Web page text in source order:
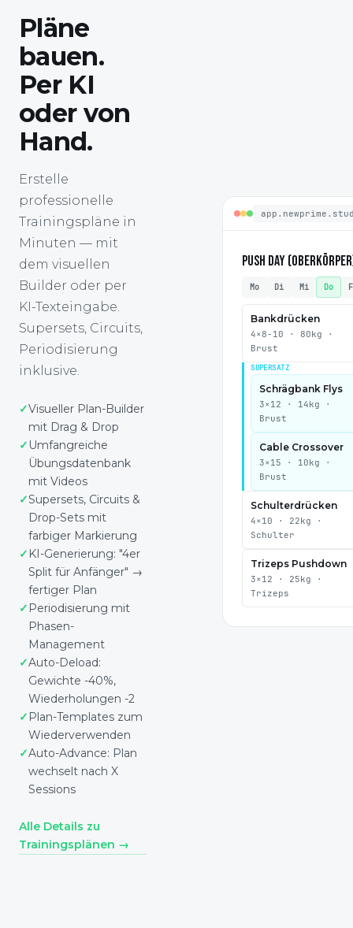
Pläne
bauen.
Per KI
oder von
Hand.
Erstelle
professionelle
Trainingspläne in
Minuten — mit
dem visuellen
Builder oder per
KI-Texteingabe.
Supersets, Circuits,
Periodisierung
inklusive.
Visueller Plan-Builder
mit Drag & Drop
Umfangreiche
Übungsdatenbank
mit Videos
Supersets, Circuits &
Drop-Sets mit
farbiger Markierung
KI-Generierung: "4er
Split für Anfänger" →
fertiger Plan
Periodisierung mit
Phasen-
Management
Auto-Deload:
Gewichte -40%,
Wiederholungen -2
Plan-Templates zum
Wiederverwenden
Auto-Advance: Plan
wechselt nach X
Sessions
Alle Details zu
Trainingsplänen →
PUSH DAY
Mo Di Mi Do
Bankdrücken
4×8-10 · 80kg ·
Brust
SUPERSATZ
Schrägbank Flys
3×12 · 14kg ·
Brust
Cable Crossover
3×15 · 10kg ·
Brust
Schulterdrücken
4×10 · 22kg ·
Schulter
Trizeps Pushdown
3×12 · 25kg ·
Trizeps